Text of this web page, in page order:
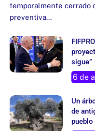
temporalmente cerrado
preventiva…
sigue”
6 de
Un
de